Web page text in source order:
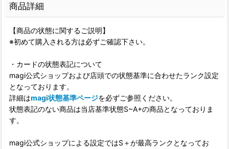
商品詳細
【商品の状態に関するご説明】
※初めて購入される方は必ずご確認下さい。
・カードの状態表記について
magi公式ショップおよび店頭での状態基準に合わせたランク設定
となっております。
詳細はmagi状態基準ページを必ずご参照ください。
状態表記のない商品は当店基準状態S~A+の商品となっておりま
す。
magi公式ショップによる設定ではS＋が最高ランクとなってお